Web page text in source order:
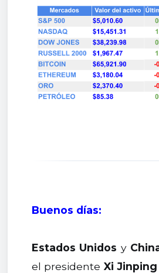
Buenos días:
Estados Unidos y
el presidenteXi Jinping